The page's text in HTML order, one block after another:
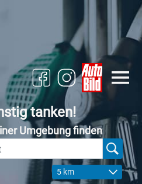
tanken!
Umgebung finden
5 km